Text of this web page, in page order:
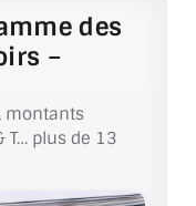
des
–
montants
T… plus de 13